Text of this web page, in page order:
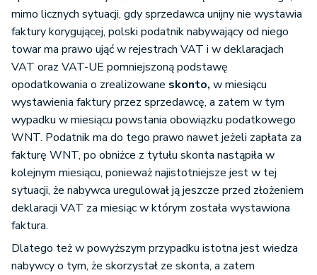
mimo licznych sytuacji, gdy sprzedawca unijny nie wystawia
faktury korygującej, polski podatnik nabywający od niego
towar ma prawo ująć w rejestrach VAT i w deklaracjach
VAT oraz VAT-UE pomniejszoną podstawę
opodatkowania o zrealizowane skonto, w miesiącu
wystawienia faktury przez sprzedawcę, a zatem w tym
wypadku w miesiącu powstania obowiązku podatkowego
WNT. Podatnik ma do tego prawo nawet jeżeli zapłata za
fakturę WNT, po obniżce z tytułu skonta nastąpiła w
kolejnym miesiącu, ponieważ najistotniejsze jest w tej
sytuacji, że nabywca uregulował ją jeszcze przed złożeniem
deklaracji VAT za miesiąc w którym została wystawiona
faktura.
Dlatego też w powyższym przypadku istotna jest wiedza
nabywcy o tym, że skorzystał ze skonta, a zatem